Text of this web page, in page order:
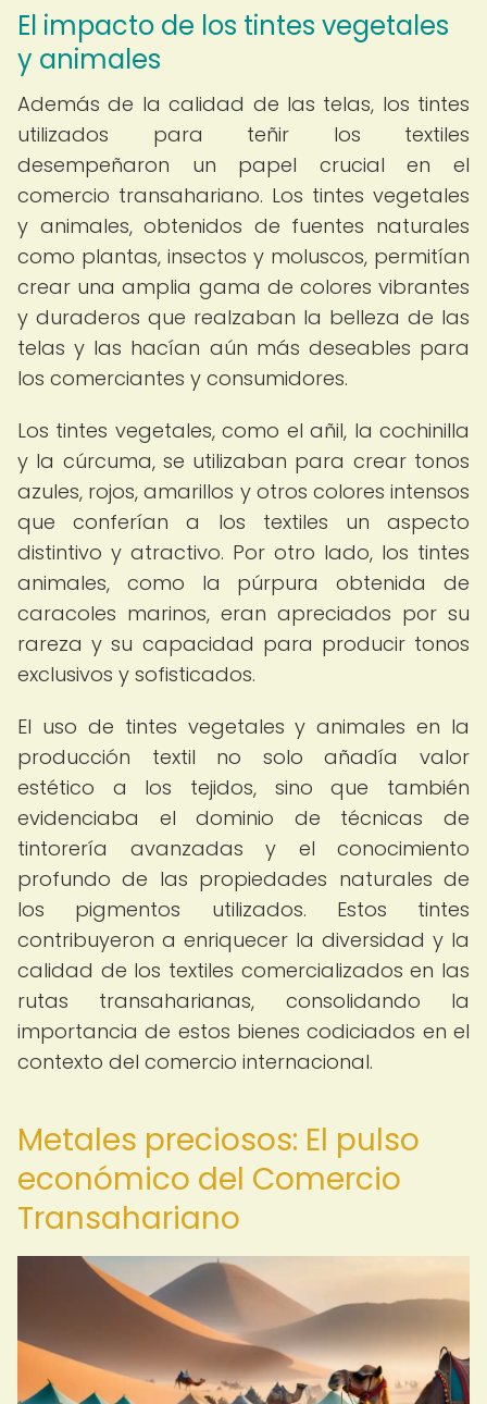
El impacto de los tintes vegetales
y animales
Además de la calidad de las telas, los tintes
utilizados para teñir los textiles
desempeñaron un papel crucial en el
comercio transahariano. Los tintes vegetales
y animales, obtenidos de fuentes naturales
como plantas, insectos y moluscos, permitían
crear una amplia gama de colores vibrantes
y duraderos que realzaban la belleza de las
telas y las hacían aún más deseables para
los comerciantes y consumidores.
Los tintes vegetales, como el añil, la cochinilla
y la cúrcuma, se utilizaban para crear tonos
azules, rojos, amarillos y otros colores intensos
que conferían a los textiles un aspecto
distintivo y atractivo. Por otro lado, los tintes
animales, como la púrpura obtenida de
caracoles marinos, eran apreciados por su
rareza y su capacidad para producir tonos
exclusivos y sofisticados.
El uso de tintes vegetales y animales en la
producción textil no solo añadía valor
estético a los tejidos, sino que también
evidenciaba el dominio de técnicas de
tintorería avanzadas y el conocimiento
profundo de las propiedades naturales de
los pigmentos utilizados. Estos tintes
contribuyeron a enriquecer la diversidad y la
calidad de los textiles comercializados en las
rutas transaharianas, consolidando la
importancia de estos bienes codiciados en el
contexto del comercio internacional.
Metales preciosos: El pulso
económico del Comercio
Transahariano